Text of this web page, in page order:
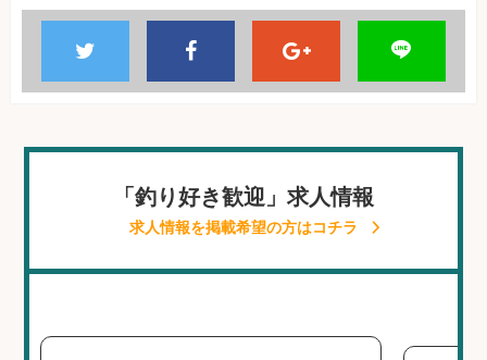
「釣り好き歓迎」求人情報
求人情報を掲載希望の方はコチラ